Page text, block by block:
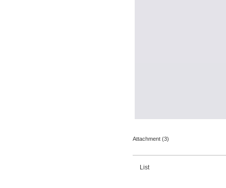
Attachment (3)
List